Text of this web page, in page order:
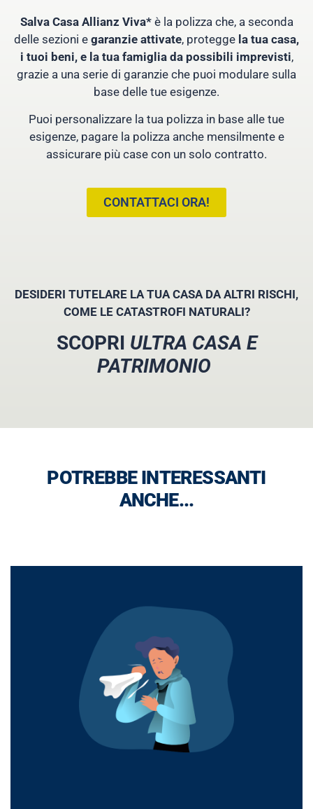
Salva Casa Allianz Viva*è la polizza che, a seconda
delle sezioni e garanzie attivate, protegge la tua casa,
i tuoi beni, e la tua famiglia da possibili imprevisti,
grazie a una serie di garanzie che puoi modulare sulla
base delle tue esigenze.
Puoi personalizzare la tua polizza in base alle tue
esigenze, pagare la polizza anche mensilmente e
assicurare più case con un solo contratto.
CONTATTACI ORA!
DESIDERI TUTELARE LA TUA CASA DA ALTRI RISCHI,
COME LE CATASTROFI NATURALI?
SCOPRI ULTRA CASA E
PATRIMONIO
POTREBBE INTERESSANTI
ANCHE...